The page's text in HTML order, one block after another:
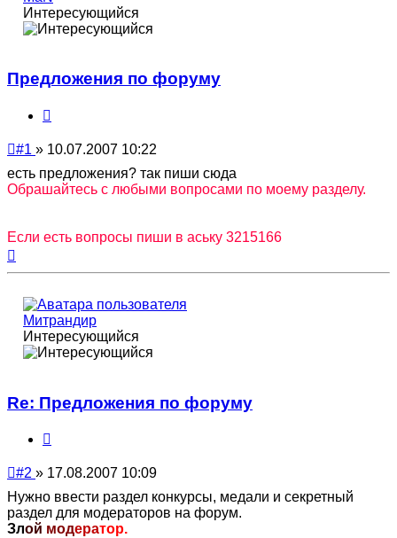
Интересующийся
Предложения по форуму
Непрочитанное
#1 » 10.07.2007 10:22
есть предложения? так пиши сюда
Обрашайтесь с любыми вопросами по моему разделу.
Если есть вопросы пиши в аську 3215166
Митрандир
Интересующийся
Re: Предложения по форуму
Непрочитанное
#2 » 17.08.2007 10:09
Нужно ввести раздел конкурсы, медали и секретный
раздел для модераторов на форум.
Злой модератор.